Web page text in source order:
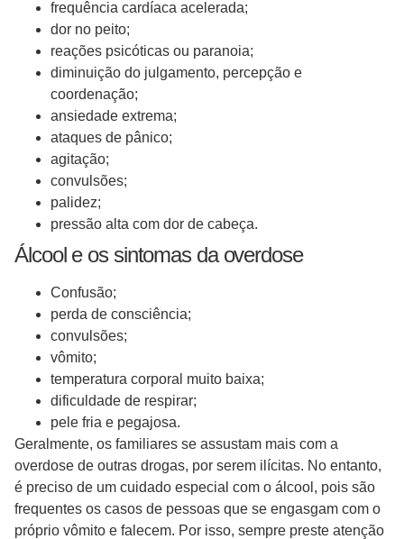
frequência cardíaca acelerada;
dor no peito;
reações psicóticas ou paranoia;
diminuição do julgamento, percepção e
coordenação;
ansiedade extrema;
ataques de pânico;
agitação;
convulsões;
palidez;
pressão alta com dor de cabeça.
Álcool e os sintomas da overdose
Confusão;
perda de consciência;
convulsões;
vômito;
temperatura corporal muito baixa;
dificuldade de respirar;
pele fria e pegajosa.
Geralmente, os familiares se assustam mais com a
overdose de outras drogas, por serem ilícitas. No entanto,
é preciso de um cuidado especial com o álcool, pois são
frequentes os casos de pessoas que se engasgam com o
próprio vômito e falecem. Por isso, sempre preste atenção